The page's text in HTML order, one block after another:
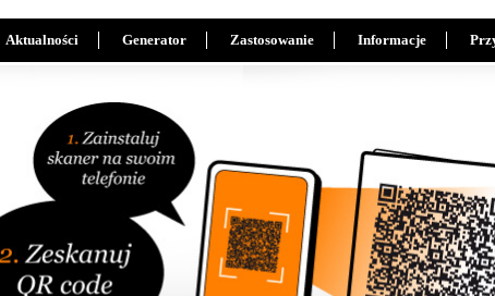
Aktualności Generator Zastosowanie Informacje